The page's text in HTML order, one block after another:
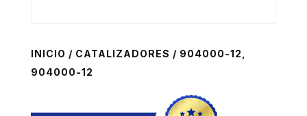
INICIO / CATALIZADORES / 904000-12,
904000-12